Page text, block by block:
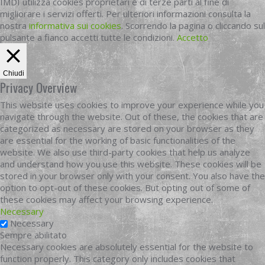
migliorare i servizi offerti. Per ulteriori informazioni consulta la
nostrainformativa sui cookies. Scorrendo la pagina o cliccando sul
pulsante a fianco accetti tutte le condizioni. Accetto
Chiudi
Privacy Overview
This website uses cookies to improve your experience while you
navigate through the website. Out of these, the cookies that are
categorized as necessary are stored on your browser as they
are essential for the working of basic functionalities of the
website. We also use third-party cookies that help us analyze
and understand how you use this website. These cookies will be
stored in your browser only with your consent. You also have the
option to opt-out of these cookies. But opting out of some of
these cookies may affect your browsing experience.
Necessary
Necessary
Sempre abilitato
Necessary cookies are absolutely essential for the website to
function properly. This category only includes cookies that